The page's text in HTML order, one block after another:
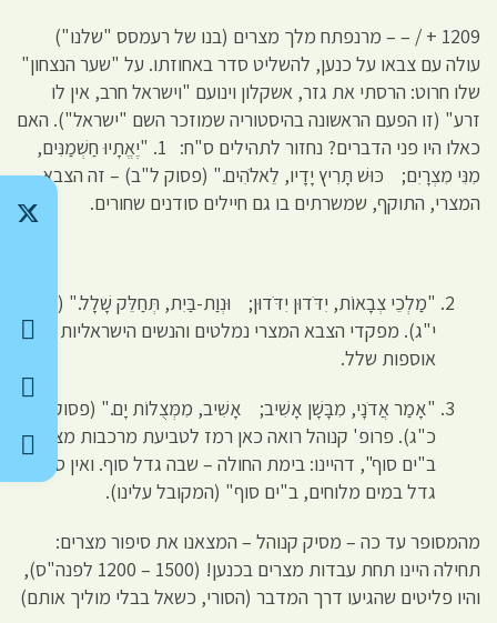
1209 + / – – מרנפתח מלך מצרים (בנו של רעמסס "שלנו")
עולה עם צבאו על כנען, להשליט סדר באחוזתו. על "שער הנצחון"
שלו חרוט: הרסתי את גזר, אשקלון וינועם "וישראל חרב, אין לו
זרע" (זו הפעם הראשונה בהיסטוריה שמוזכר השם "ישראל"). האם
כאלו היו פני הדברים? נחזור לתהילים ס"ח: 1. "יֶאֱתָיוּ חַשְׁמַנִּים,
מִנִּי מִצְרָיִם; כּוּשׁ תָּרִיץ יָדָיו, לֵאלֹהִים." (פסוק ל"ב) – זה הצבא
המצרי, התוקף, שמשרתים בו גם חיילים סודנים שחורים.
"מַלְכֵי צְבָאוֹת, יִדֹּדוּן יִדֹּדוּן; וּנְוַת-בַּיִת, תְּחַלֵּק שָׁלָל." (פסוק
י"ג). מפקדי הצבא המצרי נמלטים והנשים הישראליות
אוספות שלל.
"אָמַר אֲדֹנָי, מִבָּשָׁן אָשִׁיב; אָשִׁיב, מִמְּצֻלוֹת יָם." (פסוק
כ"ג). פרופ' קנוהל רואה כאן רמז לטביעת מרכבות מצרים
ב"ים סוף", דהיינו: בימת החולה – שבה גדל סוף. ואין סוף
גדל במים מלוחים, ב"ים סוף" (המקובל עלינו).
מהמסופר עד כה – מסיק קנוהל – המצאנו את סיפור מצרים:
תחילה היינו תחת עבדות מצרים בכנען! (1500 – 1200 לפנה"ס),
והיו פליטים שהגיעו דרך המדבר (הסורי, כשאל בבלי מוליך אותם)